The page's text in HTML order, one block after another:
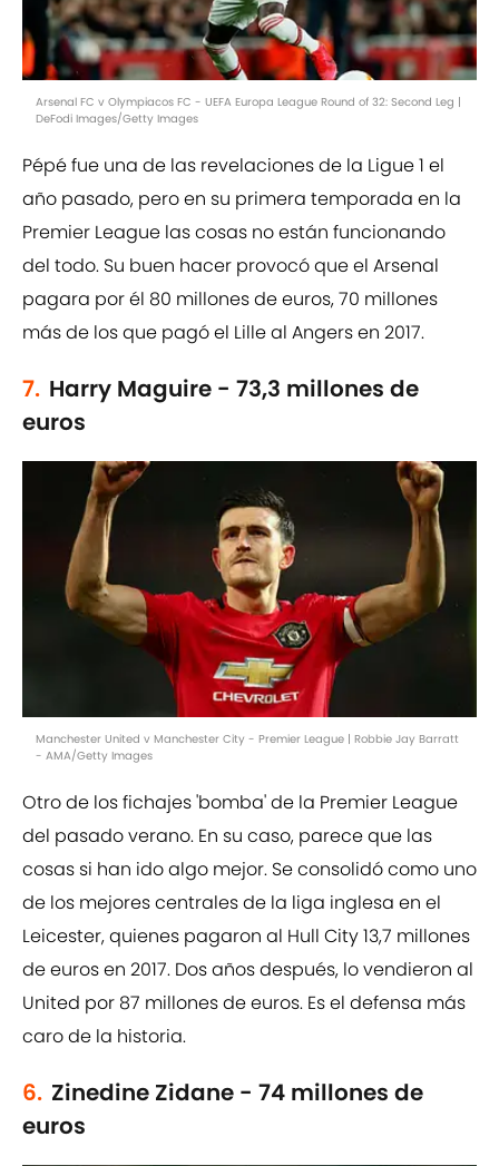
Arsenal FC v Olympiacos FC - UEFA Europa League Round of 32: Second Leg |
DeFodi Images/Getty Images
Pépé fue una de las revelaciones de la Ligue 1 el
año pasado, pero en su primera temporada en la
Premier League las cosas no están funcionando
del todo. Su buen hacer provocó que el Arsenal
pagara por él 80 millones de euros, 70 millones
más de los que pagó el Lille al Angers en 2017.
7. Harry Maguire - 73,3 millones de
euros
Manchester United v Manchester City - Premier League | Robbie Jay Barratt
- AMA/Getty Images
Otro de los fichajes 'bomba' de la Premier League
del pasado verano. En su caso, parece que las
cosas si han ido algo mejor. Se consolidó como uno
de los mejores centrales de la liga inglesa en el
Leicester, quienes pagaron al Hull City 13,7 millones
de euros en 2017. Dos años después, lo vendieron al
United por 87 millones de euros. Es el defensa más
caro de la historia.
6. Zinedine Zidane - 74 millones de
euros